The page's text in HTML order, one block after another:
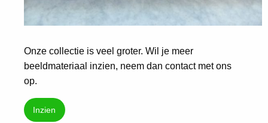
Onze collectie is veel groter. Wil je meer
beeldmateriaal inzien, neem dan contact met ons
op.
Inzien